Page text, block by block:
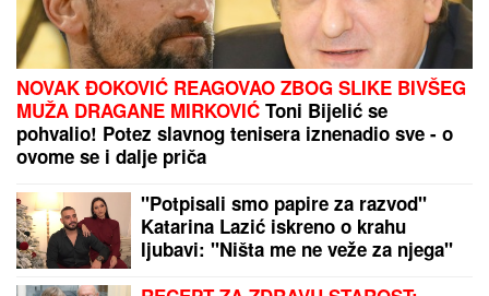
BLOKADERI IMAJU "REZERVNE" KANDIDATE!Šok
otkriće Vučićevića: Jedne izbacuju, druge drže u
rezervi - Ovo je spisak (FOTO/VIDEO)